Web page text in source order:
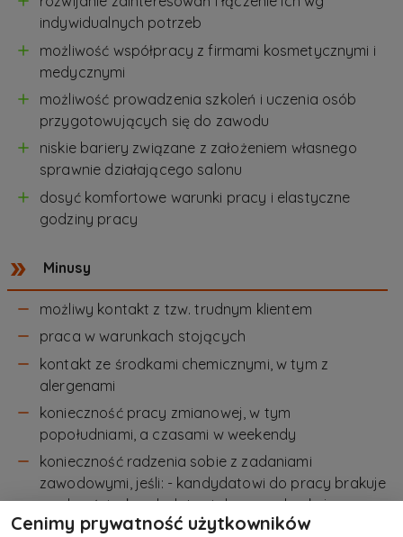
indywidualnych potrzeb
możliwość współpracy z firmami kosmetycznymi i
medycznymi
możliwość prowadzenia szkoleń i uczenia osób
przygotowujących się do zawodu
niskie bariery związane z założeniem własnego
sprawnie działającego salonu
dosyć komfortowe warunki pracy i elastyczne
godziny pracy
Minusy
możliwy kontakt z tzw. trudnym klientem
praca w warunkach stojących
kontakt ze środkami chemicznymi, w tym z
alergenami
konieczność pracy zmianowej, w tym
popołudniami, a czasami w weekendy
konieczność radzenia sobie z zadaniami
zawodowymi, jeśli: - kandydatowi do pracy brakuje
wyobraźni, - kandydatowi do pracy brakuje
kreatywności, - kandydat do pracy nie ma
Cenimy prywatność użytkowników